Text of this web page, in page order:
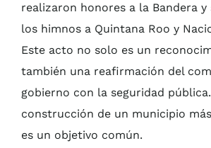
realizaron honores a la Bandera
los himnos a Quintana Roo y
Este acto no solo es un
también una reafirmación del
gobierno con la seguridad
construcción de un municipio
es un objetivo común.